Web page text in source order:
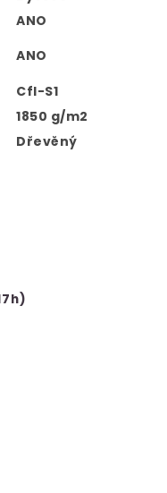
ANO
ANO
Cfl-S1
1850 g/m2
Dřevěný